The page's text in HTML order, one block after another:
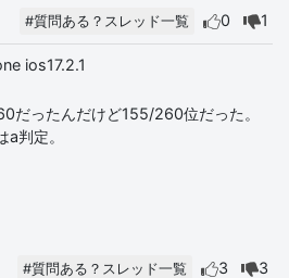
#質問ある？スレッド一覧 0 1
ios17.2.1
だったんだけど155/260位だった。
判定。
#質問ある？スレッド一覧 3 3